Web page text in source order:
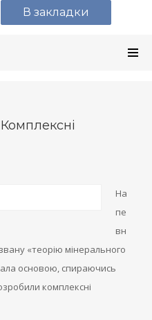
На
пе
вн
«теорію мінерального
основою, спираючись
комплексні
В закладки